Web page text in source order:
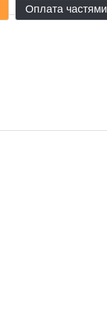
Оплата частями